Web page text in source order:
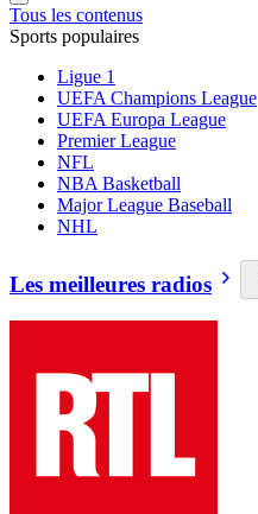
Tous les contenus
Sports populaires
Ligue 1
UEFA Champions League
UEFA Europa League
Premier League
NFL
NBA Basketball
Major League Baseball
NHL
Les meilleures radios